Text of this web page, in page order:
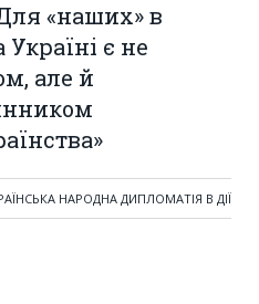
«наших» в
Україні є не
але й
НАРОДНА ДИПЛОМАТІЯ В ДІЇ